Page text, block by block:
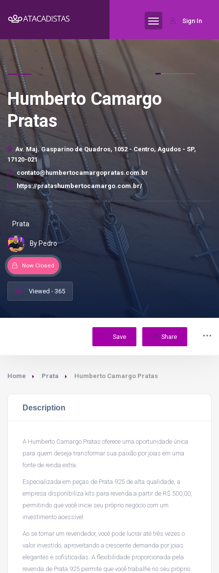
Sign In
Humberto Camargo
Pratas
Av. Maj. Gasparino de Quadros, 1052 - Centro, Agudos - SP,
17120-021
contato@humbertocamargopratas.com.br
https://pratashumbertocamargo.com.br/
Prata
By Pedro
Now Closed
Viewed - 365
Save Share
Home Prata Humberto Camargo Pratas
Description
A Humberto Camargo Pratas oferece uma oportunidade única
para quem deseja transformar sua paixão por joias em uma
fonte de renda extra.
Especializada em peças de Prata 925 de alta qualidade, a
empresa disponibiliza kits para revenda a partir de R$ 500,00,
permitindo que você inicie seu próprio negócio com um
investimento acessível.
Ao se tornar um revendedor, você pode lucrar até três vezes o
valor investido, aproveitando a crescente demanda por joias
elegantes e sofisticadas. A flexibilidade proporcionada pela
revenda de Prata 925 permite que você trabalhe no seu próprio